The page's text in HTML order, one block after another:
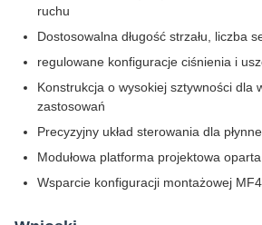
ruchu
Dostosowalna długość strzału, liczba
regulowane konfiguracje ciśnienia i
Konstrukcja o wysokiej sztywności dla
zastosowań
Precyzyjny układ sterowania dla
Modułowa platforma projektowa
Wsparcie konfiguracji montażowej MF4